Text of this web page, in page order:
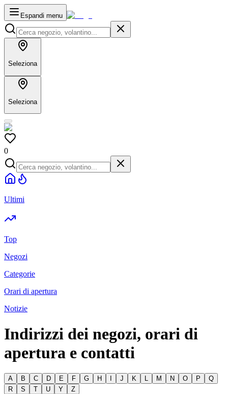
Espandi menu
Seleziona
Seleziona
0
Ultimi
Top
Negozi
Categorie
Orari di apertura
Notizie
Indirizzi dei negozi, orari di
apertura e contatti
A B C D E F G H J K L M N O P
Q
R
S T U Y Z